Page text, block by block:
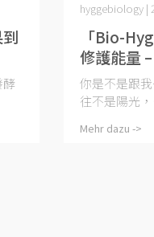
酵
「Bio-
修護能量
hyggebiology |
你是不是跟
往不是陽光
Mehr dazu ->